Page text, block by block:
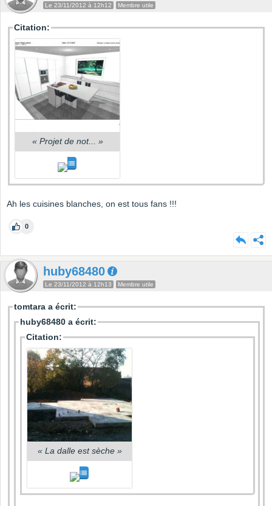
Le 23/11/2012 à 12h12 Membre utile
Citation:
« Projet de not... »
Ah les cuisines blanches, on est tous fans !!!
0
huby68480
Le 23/11/2012 à 12h13 Membre utile
tomtara a écrit:
huby68480 a écrit:
Citation:
« La dalle est sèche»